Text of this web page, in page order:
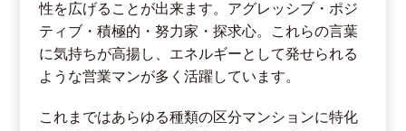
性を広げることが出来ます。アグレッシブ・ポジ
ティブ・積極的・努力家・探求心。これらの言葉
に気持ちが高揚し、エネルギーとして発せられる
ような営業マンが多く活躍しています。
これまではあらゆる種類の区分マンションに特化